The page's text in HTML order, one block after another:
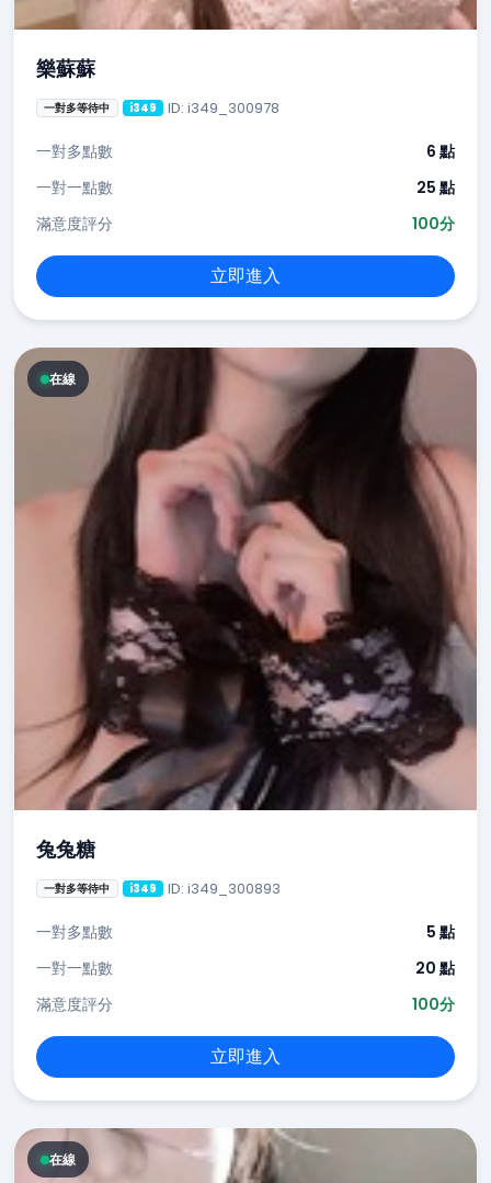
樂蘇蘇
一對多等待中 i349 ID: i349_300978
一對多點數
6 點
一對一點數
25 點
滿意度評分
100分
立即進入
在線
兔兔糖
一對多等待中 i349 ID: i349_300893
一對多點數
5 點
一對一點數
20 點
滿意度評分
100分
立即進入
在線